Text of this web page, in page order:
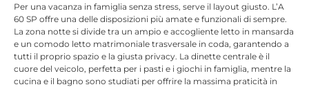
Per una vacanza in famiglia senza stress, serve il layout giusto. L’A
60 SP offre una delle disposizioni più amate e funzionali di sempre.
La zona notte si divide tra un ampio e accogliente letto in mansarda
e un comodo letto matrimoniale trasversale in coda, garantendo a
tutti il proprio spazio e la giusta privacy. La dinette centrale è il
cuore del veicolo, perfetta per i pasti e i giochi in famiglia, mentre la
cucina e il bagno sono studiati per offrire la massima praticità in